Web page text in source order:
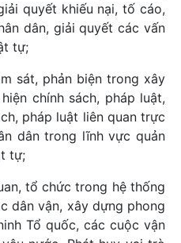
quyết khiếu nại, tố cáo,
dân, giải quyết các vấn
tự;
sát, phản biện trong xây
chính sách, pháp luật,
pháp luật liên quan trực
dân trong lĩnh vực quản
tự;
tổ chức trong hệ thống
dân vận, xây dựng phong
Tổ quốc, các cuộc vận